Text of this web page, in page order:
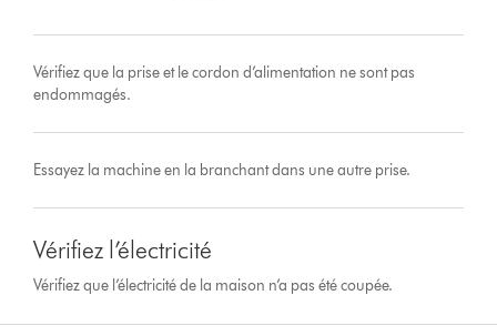
Vérifiez que la prise et le cordon d’alimentation ne sont pas
endommagés.
Essayez la machine en la branchant dans une autre prise.
Vérifiez l’électricité
Vérifiez que l’électricité de la maison n’a pas été coupée.